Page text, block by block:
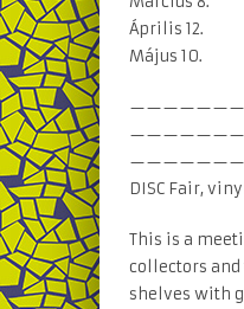
Április 12.
Május 10.
DISC Fair,
This is a
collectors
shelves with